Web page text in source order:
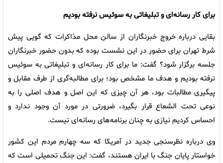
برای کار رسانه‌ای و تبلیغاتی به سوئیس نرفته بودیم
بقایی درباره خروج خبرنگاران از سالن محل مذاکرات که گویی پیش
شرط تهران برای حضور در این نشست بوده که بدون حضور خبرنگاران
جلسه برگزار شود؟ گفت: ما برای کار رسانه‌ای و تبلیغاتی به سوئیس
نرفته بودیم و هدف ما مشخص بود؛ برای مطالبه‌گری از طرف مقابل و
پیگیری مطالبات بود، هر آن چیزی که این اصل و هدف اصلی را به
نوعی تحت الشعاع قرار بگیرد، ضرورتی در مورد آن وجود ندارد و
احساس کردیم نیازی به چنان برنامه‌های رسانه‌ای نیست.
وی درباره نظرسنجی جدید در آمریکا که سه چهارم مردم این کشور
خواستار پایان جنگ با ایران هستند، گفت: این جنگ تحمیلی است که